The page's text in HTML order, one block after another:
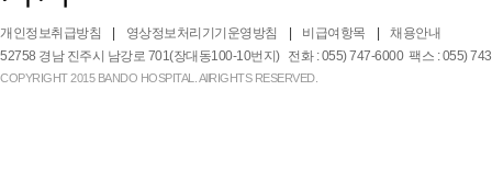
개인정보취급방침 영상정보처리기기운영방침 비급여항목
채용안내
52758 경남 진주시 남강로 701(장대동100-10번지) 전화 : 055) 747-6000 팩스 : 055)
COPYRIGHT 2015 BANDO HOSPITAL. AllRIGHTS RESERVED.